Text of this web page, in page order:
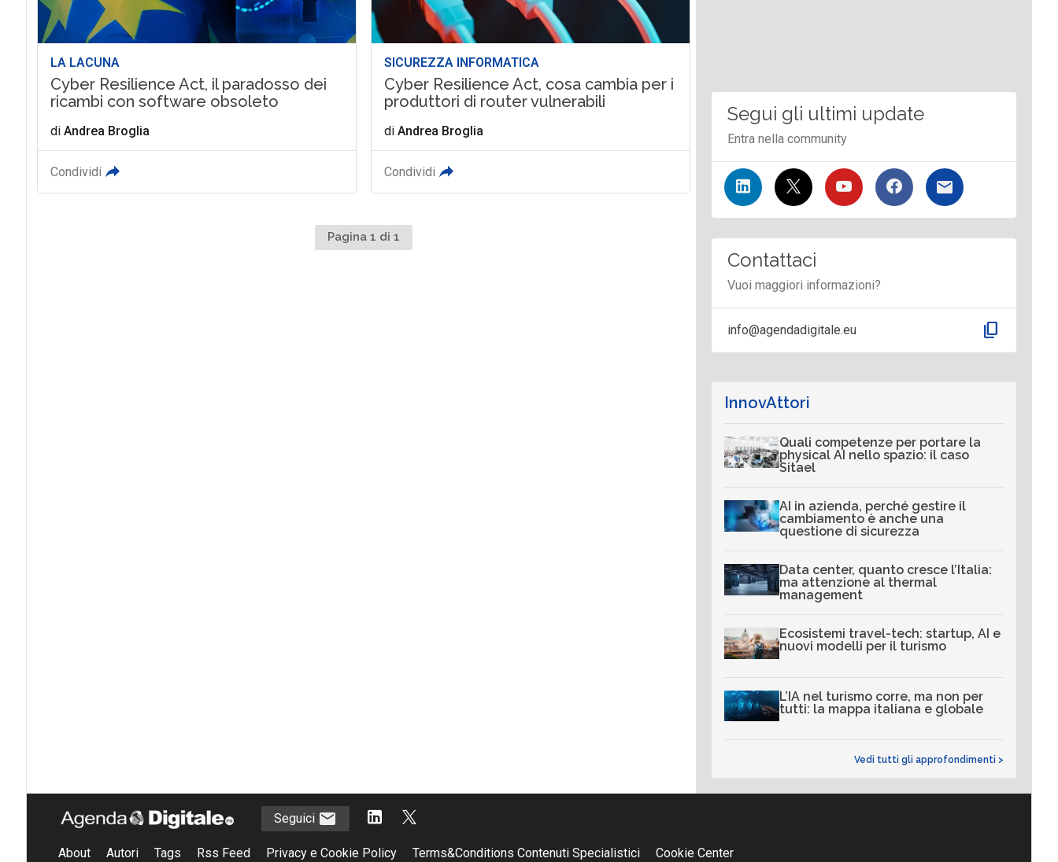
LA LACUNA
Cyber Resilience Act, il paradosso dei
ricambi con software obsoleto
di Andrea Broglia
Condividi
SICUREZZA INFORMATICA
Cyber Resilience Act, cosa cambia per i
produttori di router vulnerabili
diAndrea Broglia
Condividi
Pagina 1 di 1
Segui gli ultimi update
Entra nella community
Contattaci
Vuoi maggiori informazioni?
info@agendadigitale.eu content_copy
InnovAttori
Quali competenze per portare la
physical AI nello spazio: il caso
Sitael
AI in azienda, perché gestire il
cambiamento è anche una
questione di sicurezza
Data center, quanto cresce l’Italia:
ma attenzione al thermal
management
Ecosistemi travel-tech: startup, AI e
nuovi modelli per il turismo
L’IA nel turismo corre, ma non per
tutti: la mappa italiana e globale
Vedi tutti gli approfondimenti >
Seguici
About Autori Tags Rss Feed Privacy e Cookie Policy Terms&Conditions Contenuti Specialistici Cookie Center